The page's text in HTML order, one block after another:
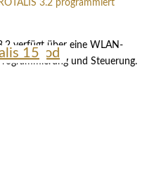
3.2 programmiert
verfügt über eine WLAN-
und Steuerung.
6 Wood
10 Wood
15